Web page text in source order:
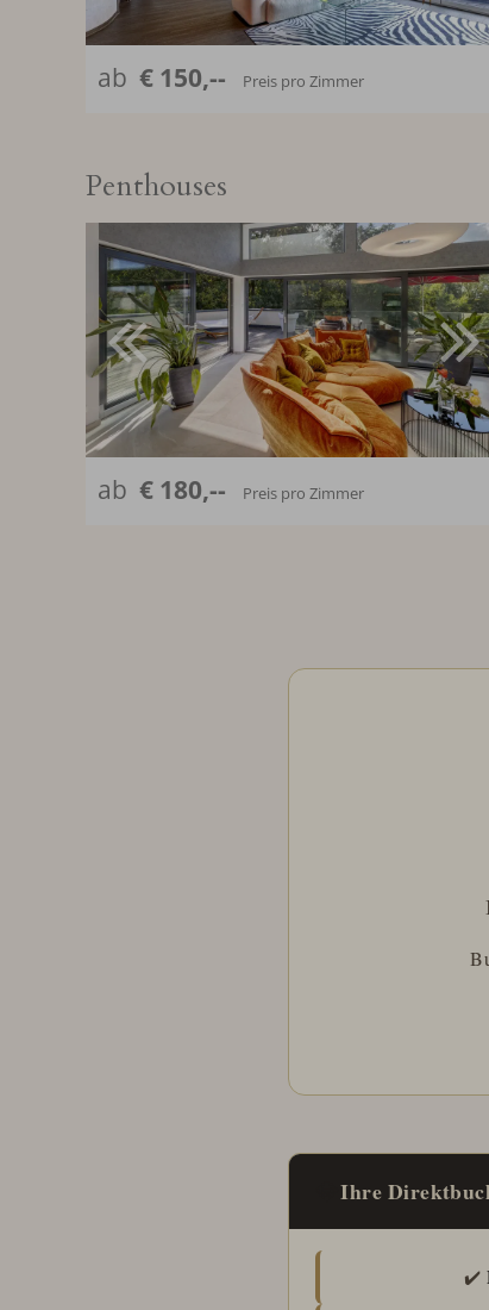
ab € 150,-- Preis pro Zimmer
Penthouses
ab € 180,-- Preis pro Zimmer
💎Ihre
✔️